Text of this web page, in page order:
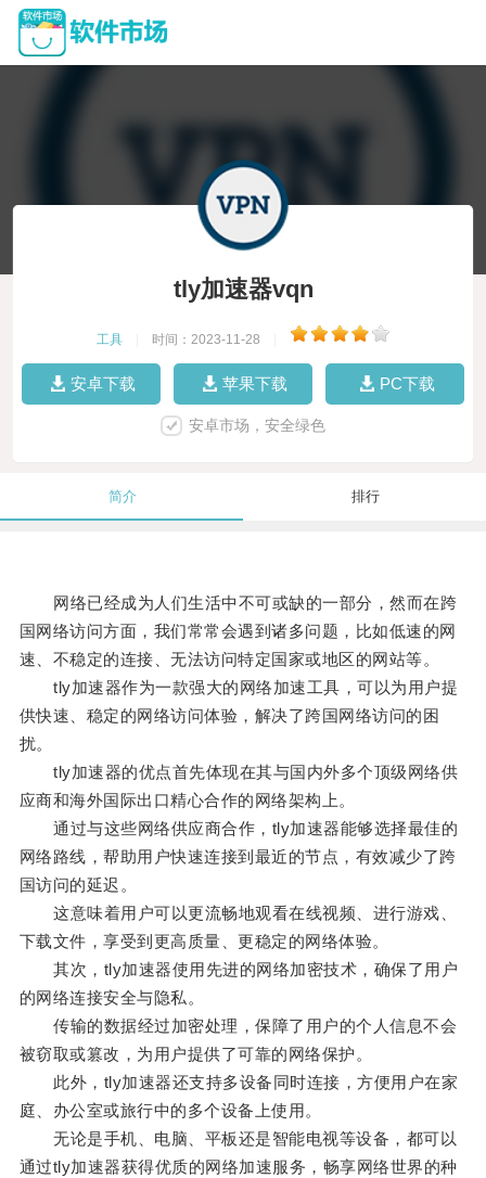
tly加速器vqn
工具 时间：2023-11-28
安卓下载 苹果下载 PC下载
安卓市场，安全绿色
简介 排行
网络已经成为人们生活中不可或缺的一部分，然而在跨
国网络访问方面，我们常常会遇到诸多问题，比如低速的网
速、不稳定的连接、无法访问特定国家或地区的网站等。
tly加速器作为一款强大的网络加速工具，可以为用户提
供快速、稳定的网络访问体验，解决了跨国网络访问的困
扰。
tly加速器的优点首先体现在其与国内外多个顶级网络供
应商和海外国际出口精心合作的网络架构上。
通过与这些网络供应商合作，tly加速器能够选择最佳的
网络路线，帮助用户快速连接到最近的节点，有效减少了跨
国访问的延迟。
这意味着用户可以更流畅地观看在线视频、进行游戏、
下载文件，享受到更高质量、更稳定的网络体验。
其次，tly加速器使用先进的网络加密技术，确保了用户
的网络连接安全与隐私。
传输的数据经过加密处理，保障了用户的个人信息不会
被窃取或篡改，为用户提供了可靠的网络保护。
此外，tly加速器还支持多设备同时连接，方便用户在家
庭、办公室或旅行中的多个设备上使用。
无论是手机、电脑、平板还是智能电视等设备，都可以
通过tly加速器获得优质的网络加速服务，畅享网络世界的种